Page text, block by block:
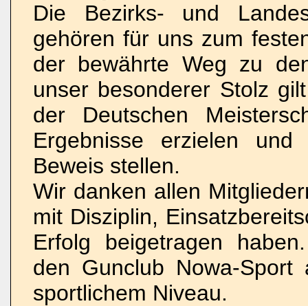
Die Bezirks- und
gehören für uns zum
der bewährte Weg zu
unser besonderer Stolz
der Deutschen
Ergebnisse erzielen und
Beweis stellen.
Wir danken allen
mit Disziplin,
Erfolg beigetragen
den Gunclub Nowa-
sportlichem Niveau.